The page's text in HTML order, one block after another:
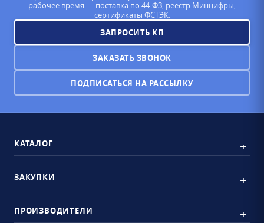
рабочее время — поставка по 44-ФЗ, реестр Минцифры,
сертификаты ФСТЭК.
ЗАПРОСИТЬ КП
ЗАКАЗАТЬ ЗВОНОК
ПОДПИСАТЬСЯ НА РАССЫЛКУ
КАТАЛОГ
ЗАКУПКИ
ПРОИЗВОДИТЕЛИ